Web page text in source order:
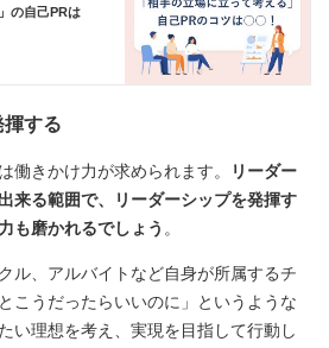
の自己PRは
する
働きかけ力が求められます。
リーダー
来る範囲で、リーダーシップを発揮す
も磨かれるでしょう 。
ル、アルバイトなど自身が所属するチ
こうだったらいいのに」というような
い理想を考え、実現を目指して行動し